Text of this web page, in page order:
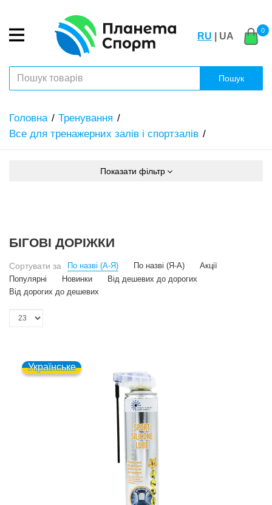
RU | UA
0
Пошук
Головна
Тренування
Все для тренажерних залів і спортзалів
Показати фільтр
БІГОВІ ДОРІЖКИ
Сортувати за По назві (А-Я) По назві (Я-А)
Акції
Популярні
Новинки
Від дешевих до дорогих
Від дорогих до дешевих
Українське